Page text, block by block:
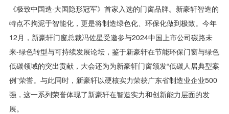
《极致中国造·大国隐形冠军》首家入选的门窗品牌。新豪轩智造的
特点不拘泥于智能化，更是将制造绿色化、环保化做到极致。今年
12月，新豪轩门窗总裁冯佐星受邀参与2024中国上市公司碳路未
来-绿色转型与可持续发展论坛，鉴于新豪轩在节能环保门窗与绿色
低碳领域的突出贡献，大会还为为新豪轩门窗颁发“低碳人居典型案
例”荣誉。与此同时，新豪轩以硬核实力荣获广东省制造业企业500
强，这一系列荣誉体现了新豪轩在智造实力和创新能力层面的发
展。